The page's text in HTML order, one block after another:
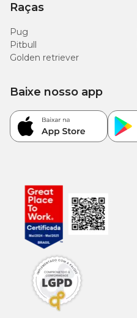
Raças
Pug
Pitbull
Golden retriever
Baixe nosso app